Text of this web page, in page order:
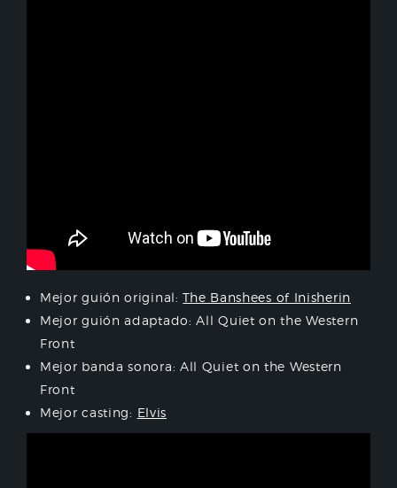
Mejor guión original:The Banshees of Inisherin
Mejor guión adaptado: All Quiet on the Western
Front
Mejor banda sonora: All Quiet on the Western
Front
Mejor casting: Elvis